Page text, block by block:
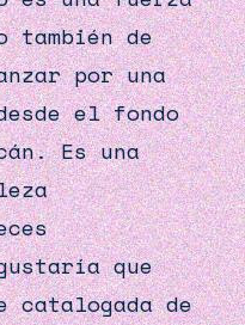
también de
por una
el fondo
Es una
que
catalogada de